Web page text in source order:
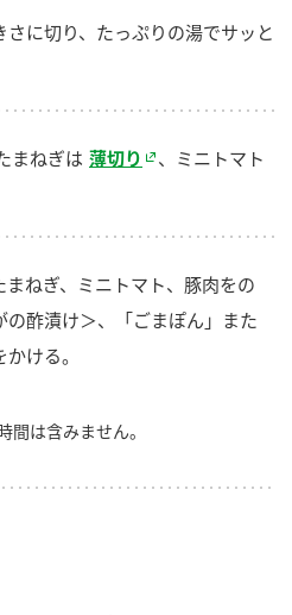
に切り、たっぷりの湯でサッと
まねぎは 薄切り
、ミニトマト
まねぎ、ミニトマト、豚肉をの
の酢漬け＞、「ごまぽん」また
ける。
は含みません。